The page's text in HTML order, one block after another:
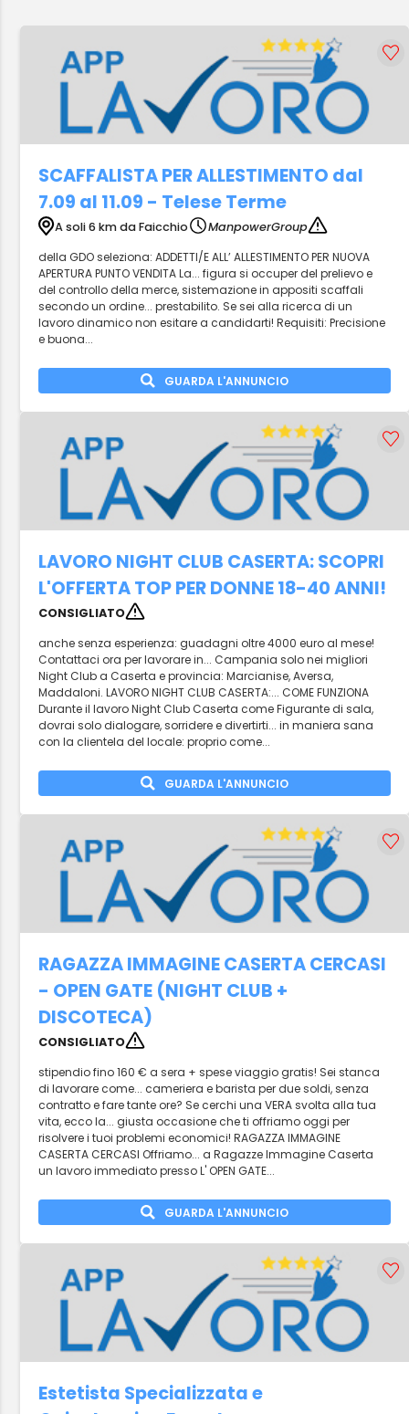
SCAFFALISTA PER ALLESTIMENTO dal
7.09 al 11.09 - Telese Terme
A soli 6 km da Faicchio
ManpowerGroup
della GDO seleziona: ADDETTI/E ALL’ ALLESTIMENTO PER NUOVA
APERTURA PUNTO VENDITA La... figura si occuper del prelievo e
del controllo della merce, sistemazione in appositi scaffali
secondo un ordine... prestabilito. Se sei alla ricerca di un
lavoro dinamico non esitare a candidarti! Requisiti: Precisione
e buona...
GUARDA L'ANNUNCIO
LAVORO NIGHT CLUB CASERTA: SCOPRI
L'OFFERTA TOP PER DONNE 18-40 ANNI!
CONSIGLIATO
anche senza esperienza: guadagni oltre 4000 euro al mese!
Contattaci ora per lavorare in... Campania solo nei migliori
Night Club a Caserta e provincia: Marcianise, Aversa,
Maddaloni. LAVORO NIGHT CLUB CASERTA:... COME FUNZIONA
Durante il lavoro Night Club Caserta come Figurante di sala,
dovrai solo dialogare, sorridere e divertirti... in maniera sana
con la clientela del locale: proprio come...
GUARDA L'ANNUNCIO
RAGAZZA IMMAGINE CASERTA CERCASI
- OPEN GATE (NIGHT CLUB +
DISCOTECA)
CONSIGLIATO
stipendio fino 160 € a sera + spese viaggio gratis! Sei stanca
di lavorare come... cameriera e barista per due soldi, senza
contratto e fare tante ore? Se cerchi una VERA svolta alla tua
vita, ecco la... giusta occasione che ti offriamo oggi per
risolvere i tuoi problemi economici! RAGAZZA IMMAGINE
CASERTA CERCASI Offriamo... a Ragazze Immagine Caserta
un lavoro immediato presso L' OPEN GATE...
GUARDA L'ANNUNCIO
Estetista Specializzata e